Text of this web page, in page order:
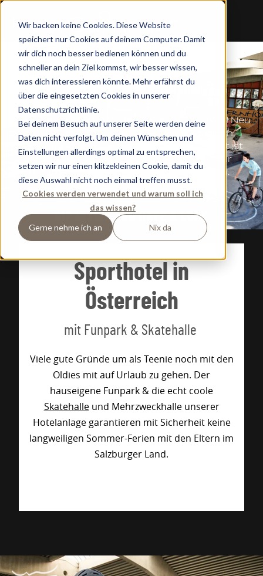
Wir backen keine Cookies. Diese Website
speichert nur Cookies auf deinem Computer. Damit
wir dich noch besser bedienen können und du
schneller an dein Ziel kommst, wir besser wissen,
was dich interessieren könnte. Mehr erfährst du
über die eingesetzten Cookies in unserer
Datenschutzrichtlinie.
Bei deinem Besuch auf unserer Seite werden deine
Daten nicht verfolgt. Um deinen Wünschen und
Einstellungen allerdings optimal zu entsprechen,
setzen wir nur einen klitzekleinen Cookie, damit du
diese Auswahl nicht noch einmal treffen musst.
Cookies werden verwendet und warum soll ich
das wissen?
Gerne nehme ich an Nix da
Sporthotel in
Österreich
mit Funpark & Skatehalle
Viele gute Gründe um als Teenie noch mit den
Oldies mit auf Urlaub zu gehen. Der
hauseigene Funpark & die echt coole
Skatehalleund Mehrzweckhalle unserer
Hotelanlage garantieren mit Sicherheit keine
langweiligen Sommer-Ferien mit den Eltern im
Salzburger Land.
Hey, Summer
isaroundthe
corner
Dips&Drops startet in den zweiten Sommer! Neu
seid Dezember 2024 – mit viel Herzblut, Ideen,
Energie (und ein paar Nachtschichten). Jetzt ist
unser Platz in Flachau etabliert und bereit für
euch: zum Ankommen, Genießen, Loslassen.
COME OVER AND VISIT US.
DIP INSIDE AND HAVE A LOOK